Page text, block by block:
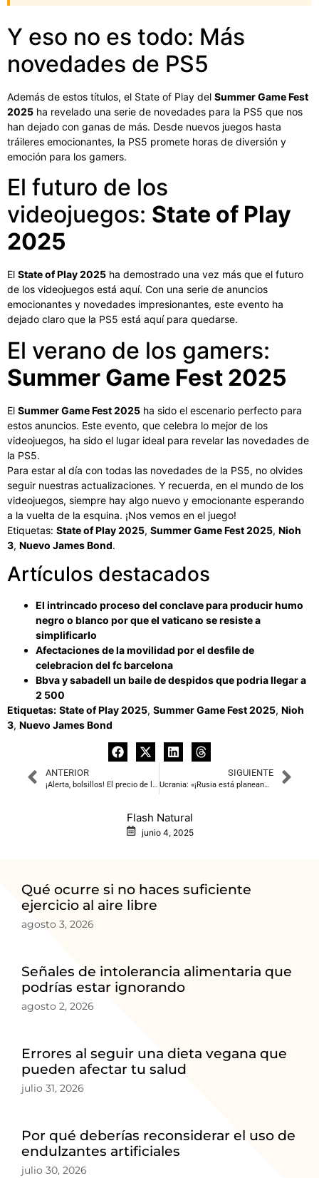
Y eso no es todo: Más
novedades de PS5
Además de estos títulos, el State of Play del Summer Game Fest
2025 ha revelado una serie de novedades para la PS5 que nos
han dejado con ganas de más. Desde nuevos juegos hasta
tráileres emocionantes, la PS5 promete horas de diversión y
emoción para los gamers.
El futuro de los
videojuegos: State of Play
2025
El State of Play 2025 ha demostrado una vez más que el futuro
de los videojuegos está aquí. Con una serie de anuncios
emocionantes y novedades impresionantes, este evento ha
dejado claro que la PS5 está aquí para quedarse.
El verano de los gamers:
Summer Game Fest 2025
El Summer Game Fest 2025 ha sido el escenario perfecto para
estos anuncios. Este evento, que celebra lo mejor de los
videojuegos, ha sido el lugar ideal para revelar las novedades de
la PS5.
Para estar al día con todas las novedades de la PS5, no olvides
seguir nuestras actualizaciones. Y recuerda, en el mundo de los
videojuegos, siempre hay algo nuevo y emocionante esperando
a la vuelta de la esquina. ¡Nos vemos en el juego!
Etiquetas: State of Play 2025, Summer Game Fest 2025, Nioh
3, Nuevo James Bond.
Artículos destacados
El intrincado proceso del conclave para producir humo
negro o blanco por que el vaticano se resiste a
simplificarlo
Afectaciones de la movilidad por el desfile de
celebracion del fc barcelona
Bbva y sabadell un baile de despidos que podria llegar a
2 500
Etiquetas: State of Play 2025, Summer Game Fest 2025, Nioh
3, Nuevo James Bond
ANTERIOR
¡Alerta, bolsillos! El precio de la luz se dispara este jueves, pero regala 8 horas de descanso
SIGUIENTE
Ucrania: «¡Rusia está planeando una invasión más grande!»
Flash Natural
junio 4, 2025
Qué ocurre si no haces suficiente
ejercicio al aire libre
agosto 3, 2026
Señales de intolerancia alimentaria que
podrías estar ignorando
agosto 2, 2026
Errores al seguir una dieta vegana que
pueden afectar tu salud
julio 31, 2026
Por qué deberías reconsiderar el uso de
endulzantes artificiales
julio 30, 2026